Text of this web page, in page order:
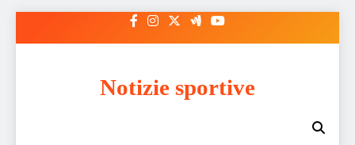
Notizie sportive